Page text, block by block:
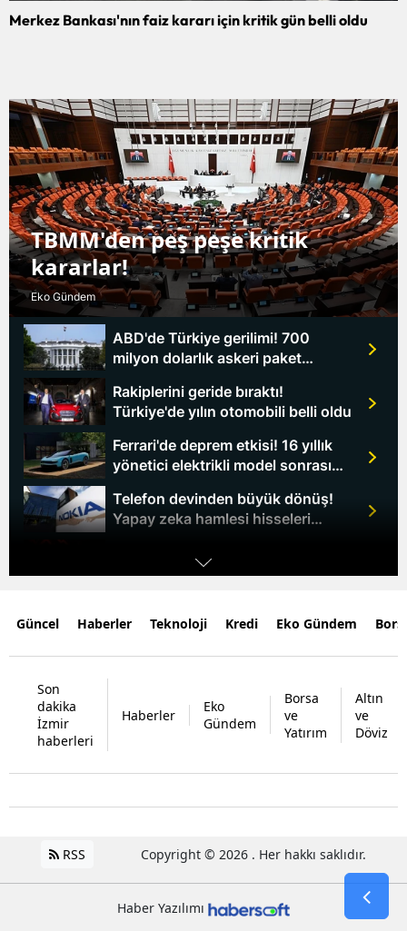
Merkez Bankası'nın faiz kararı için kritik gün belli oldu
TBMM'den peş peşe kritik
kararlar!
Eko Gündem
ABD'de Türkiye gerilimi! 700
milyon dolarlık askeri paket
Rakiplerini geride bıraktı!
Türkiye'de yılın otomobili belli oldu
Ferrari'de deprem etkisi! 16 yıllık
yönetici elektrikli model sonrası
Telefon devinden büyük dönüş!
Yapay zeka hamlesi hisseleri
veri piyasada dengeleri
yeni halka arz geliyor
Ünlü maden suyuna toplatma
Gümüşte sert satışlar sürüyor
Güncel Haberler Teknoloji Kredi Eko Gündem
Son
dakika
İzmir
haberleri
Haberler
Eko
Gündem
Borsa
ve
Yatırım
Altın
ve
Döviz
RSS Copyright © 2026 . Her hakkı saklıdır.
Haber Yazılımı